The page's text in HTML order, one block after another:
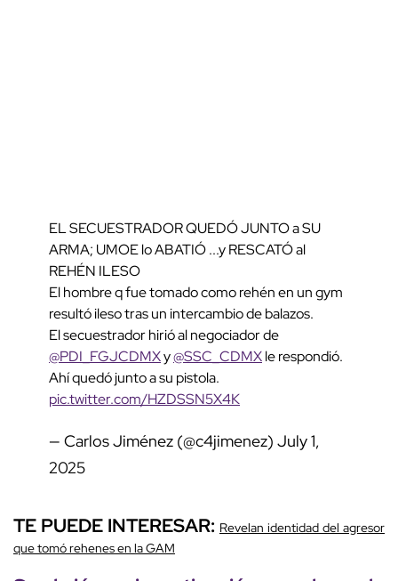
EL SECUESTRADOR QUEDÓ JUNTO a SU
ARMA; UMOE lo ABATIÓ ...y RESCATÓ al
REHÉN ILESO
El hombre q fue tomado como rehén en un gym
resultó ileso tras un intercambio de balazos.
El secuestrador hirió al negociador de
@PDI_FGJCDMXy@SSC_CDMXle respondió.
Ahí quedó junto a su pistola.
pic.twitter.com/HZDSSN5X4K
— Carlos Jiménez (@c4jimenez) July 1,
2025
TE PUEDE INTERESAR: Revelan identidad del agresor
que tomó rehenes en la GAM